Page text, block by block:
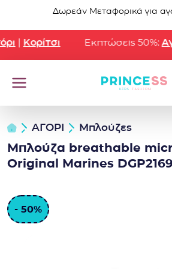
Μετάβαση στο περιεχόμενο
Δωρεάν Μεταφορικά για
|Κορίτσι Εκπτώσεις 50%:
ΑΓΟΡΙ Μπλούζες
Μπλούζα breathable
Original Marines
- 50%